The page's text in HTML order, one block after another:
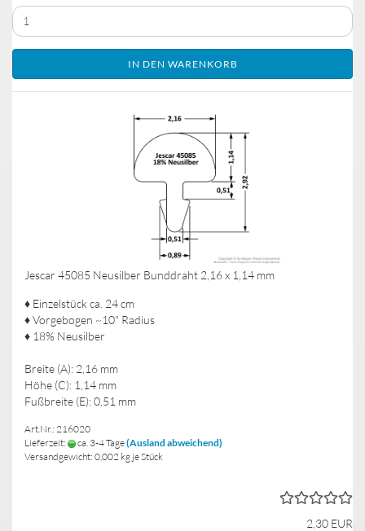
IN DEN WARENKORB
Jescar 45085 Neusilber Bunddraht 2,16 x 1,14 mm
♦ Einzelstück ca. 24 cm
♦ Vorgebogen ~10" Radius
♦ 18% Neusilber
Breite (A): 2,16 mm
Höhe (C): 1,14 mm
Fußbreite (E): 0,51 mm
Art.Nr.: 216020
Lieferzeit:
ca. 3-4 Tage(Ausland abweichend)
Versandgewicht: 0,002 kg je Stück
2,30 EUR